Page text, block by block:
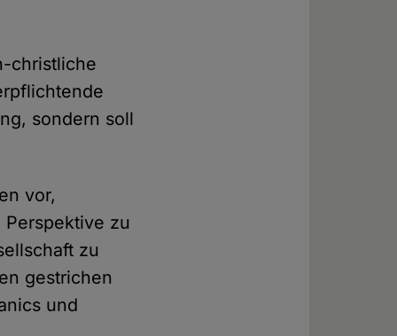
christliche
sondern soll
vor,
zu
zu
gestrichen
und